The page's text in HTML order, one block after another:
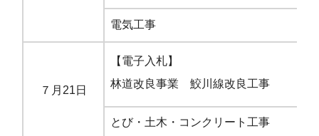
電気工事
７月21日
【電子入札】
林道改良事業 鮫川線改良工事
とび・土木・コンクリート工事